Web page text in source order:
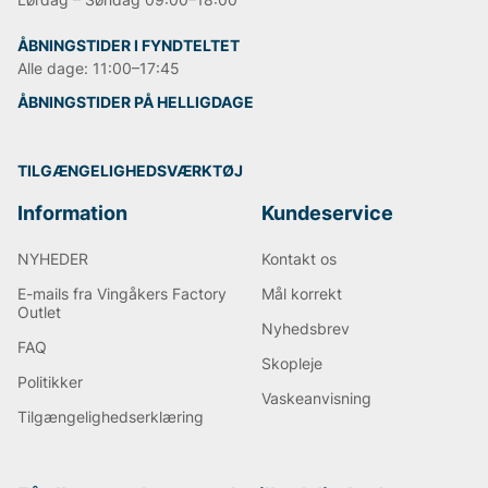
designe deres chinos ud fra et par almindelige jeans.
Herefter blev chinosene mere afslappede
hverdagsbukser, som kun bliver mere behagelige med
tiden.
Lee
Björn Borg
Oscar Jacobson
ÅBNINGSTIDER I FYNDTELTET
Alle dage: 11:00–17:45
ÅBNINGSTIDER PÅ HELLIGDAGE
TILGÆNGELIGHEDSVÆRKTØJ
Information
NYHEDER
E-mails fra Vingåkers Factory
Outlet
FAQ
Politikker
Tilgængelighedserklæring
Kundeservice
Kontakt os
Mål korrekt
Nyhedsbrev
Skopleje
Vaskeanvisning